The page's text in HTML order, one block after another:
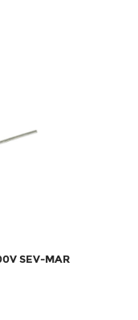
SEV-MAR